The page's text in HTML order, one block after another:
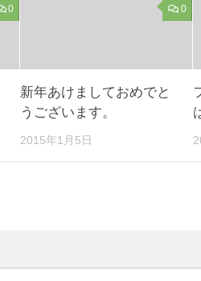
0 0
新年あけましておめでと
うございます。
2015年1月5日